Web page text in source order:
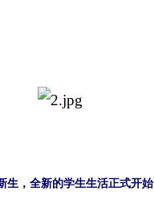
生，全新的学生生活正式开始